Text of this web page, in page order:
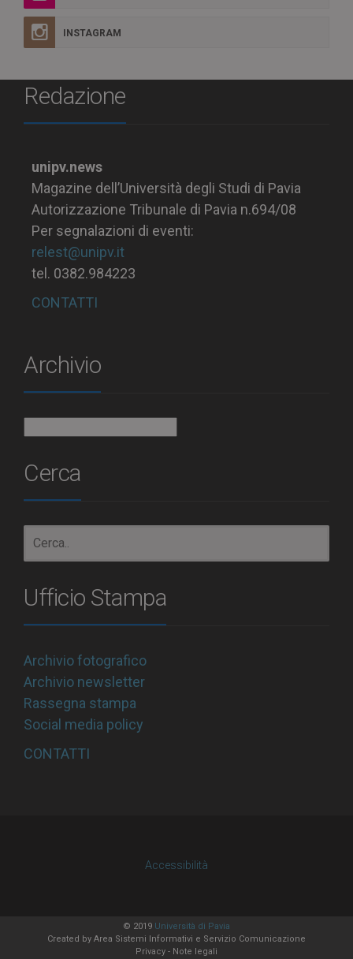
INSTAGRAM
Redazione
unipv.news
Magazine dell’Università degli Studi di Pavia
Autorizzazione Tribunale di Pavia n.694/08
Per segnalazioni di eventi:
relest@unipv.it
tel. 0382.984223
CONTATTI
Archivio
Cerca
Ufficio Stampa
Archivio fotografico
Archivio newsletter
Rassegna stampa
Social media policy
CONTATTI
Accessibilità
© 2019 Università di Pavia
Created by Area Sistemi Informativi e Servizio Comunicazione
Privacy - Note legali